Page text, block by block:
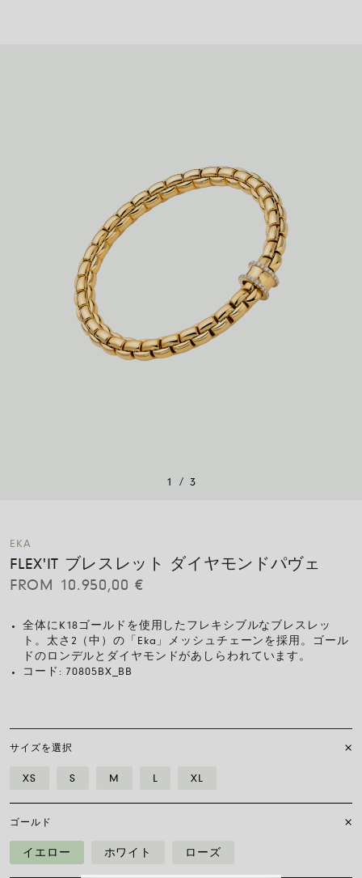
1 / 3
EKA
FLEX'IT ブレスレット ダイヤモンドパヴェ
FROM
10.950,00 €
全体にK18ゴールドを使用したフレキシブルなブレスレッ
ト。太さ2（中）の「Eka」メッシュチェーンを採用。ゴール
ドのロンデルとダイヤモンドがあしらわれています。
コード: 70805BX_BB
サイズを選択
XS S M L XL
ゴールド
イエロー ホワイト ローズ